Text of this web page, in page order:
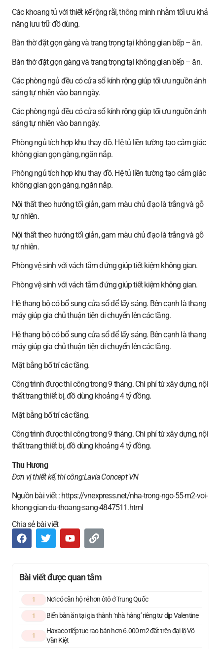
Các khoang tủ với thiết kế rộng rãi, thông minh nhằm tối ưu khả
năng lưu trữ đồ dùng.
Bàn thờ đặt gọn gàng và trang trọng tại không gian bếp – ăn.
Bàn thờ đặt gọn gàng và trang trọng tại không gian bếp – ăn.
Các phòng ngủ đều có cửa sổ kính rộng giúp tối ưu nguồn ánh
sáng tự nhiên vào ban ngày.
Các phòng ngủ đều có cửa sổ kính rộng giúp tối ưu nguồn ánh
sáng tự nhiên vào ban ngày.
Phòng ngủ tích hợp khu thay đồ. Hệ tủ liền tường tạo cảm giác
không gian gọn gàng, ngăn nắp.
Phòng ngủ tích hợp khu thay đồ. Hệ tủ liền tường tạo cảm giác
không gian gọn gàng, ngăn nắp.
Nội thất theo hướng tối giản, gam màu chủ đạo là trắng và gỗ
tự nhiên.
Nội thất theo hướng tối giản, gam màu chủ đạo là trắng và gỗ
tự nhiên.
Phòng vệ sinh với vách tắm đứng giúp tiết kiệm không gian.
Phòng vệ sinh với vách tắm đứng giúp tiết kiệm không gian.
Hệ thang bộ có bổ sung cửa sổ để lấy sáng. Bên cạnh là thang
máy giúp gia chủ thuận tiện di chuyển lên các tầng.
Hệ thang bộ có bổ sung cửa sổ để lấy sáng. Bên cạnh là thang
máy giúp gia chủ thuận tiện di chuyển lên các tầng.
Mặt bằng bố trí các tầng.
Công trình được thi công trong 9 tháng. Chi phí từ xây dựng, nội
thất trang thiết bị, đồ dùng khoảng 4 tỷ đồng.
Mặt bằng bố trí các tầng.
Công trình được thi công trong 9 tháng. Chi phí từ xây dựng, nội
thất trang thiết bị, đồ dùng khoảng 4 tỷ đồng.
Thu Hương
Đơn vị thiết kế, thi công:Lavia Concept VN
Nguồn bài viết : https://vnexpress.net/nha-trong-ngo-55-m2-voi-
khong-gian-du-thoang-sang-4847511.html
Chia sẻ bài viết
Bài viết được quan tâm
1 Nơi có căn hộ rẻ hơn ôtô ở Trung Quốc
1 Biến bàn ăn tại gia thành ‘nhà hàng’ riêng tư dịp Valentine
1
Haxaco tiếp tục rao bán hơn 6.000 m2 đất trên đại lộ Võ
Văn Kiệt